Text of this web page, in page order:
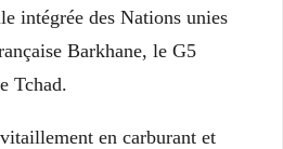
intégrée des Nations unies
Barkhane, le G5
Tchad.
en carburant et